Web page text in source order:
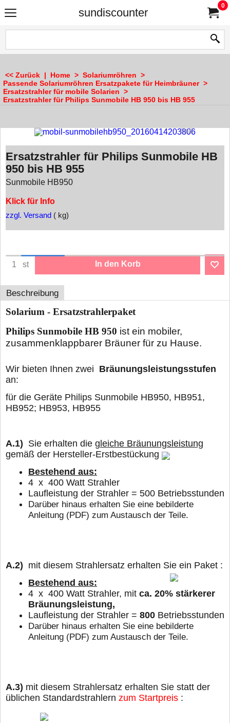
sundiscounter
0
<< Zurück | Home > Solariumröhren >
Passende Solariumröhren Ersatzpakete für Heimbräuner>
Ersatzstrahler für mobile Solarien >
Ersatzstrahler für Philips Sunmobile HB 950 bis HB 955
Ersatzstrahler für Philips Sunmobile HB
950 bis HB 955
Sunmobile HB950
Klick für Info
zzgl. Versand kg
st In den Korb
Beschreibung
Solarium - Ersatzstrahlerpaket
Philips Sunmobile HB 950 ist ein mobiler,
zusammenklappbarer Bräuner für zu Hause.
Wir bieten Ihnen zwei Bräunungsleistungsstufen
an:
für die Geräte Philips Sunmobile HB950, HB951,
HB952; HB953, HB955
A.1) Sie erhalten die gleiche Bräunungsleistung
gemäß der Hersteller-Erstbestückung
Bestehend aus:
4 x 400 Watt Strahler
Laufleistung der Strahler = 500 Betriebsstunden
Darüber hinaus erhalten Sie eine bebilderte
Anleitung (PDF) zum Austausch der Teile.
A.2) mit diesem Strahlersatz erhalten Sie ein Paket :
Bestehend aus:
4 x 400 Watt Strahler, mit ca. 20% stärkerer
Bräunungsleistung,
Laufleistung der Strahler = 800 Betriebsstunden
Darüber hinaus erhalten Sie eine bebilderte
Anleitung (PDF) zum Austausch der Teile.
A.3) mit diesem Strahlersatz erhalten Sie statt der
üblichen Standardstrahlern zum Startpreis :